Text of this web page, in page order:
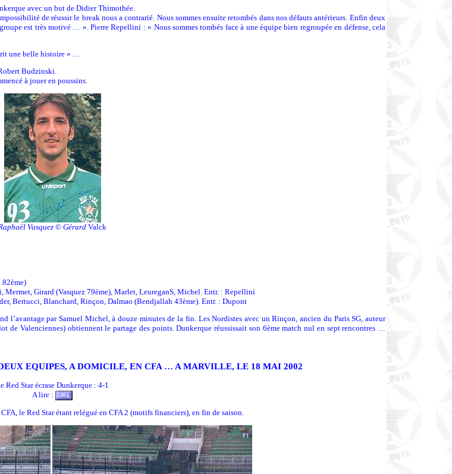
avec un but de Didier Thimothée.
de réussir le break nous a contrarié. Nous sommes ensuite retombés dans nos défauts antérieurs. Enfin deux
est très motivé … ». Pierre Repellini : « Nous sommes tombés face à une équipe bien regroupée en défense, cela
une belle histoire » …
Budzinski.
à jouer en poussins.
Vasquez © Gérard Valck
Girard (Vasquez 79ème), Marlet, LeureganS, Michel. Entr. : Repellini
Bertucci, Blanchard, Rinçon, Dalmao (Bendjallah 43ème). Entr. : Dupont
l’avantage par Samuel Michel, à douze minutes de la fin. Les Nordistes avec un Rinçon, ancien du Paris SG, auteur
Valenciennes) obtiennent le partage des points. Dunkerque réussissait son 6ème match nul en sept rencontres …
EQUIPES, A DOMICILE, EN CFA … A MARVILLE, LE 18 MAI 2002
Red Star écrase Dunkerque : 4-1
A lire :
le Red Star étant relégué en CFA 2 (motifs financiers), en fin de saison.